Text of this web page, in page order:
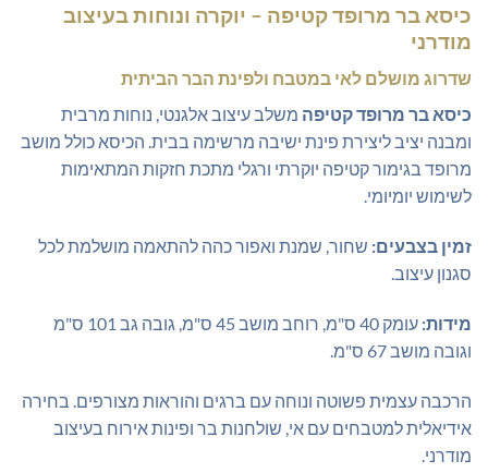
היה:
הוא:
כיסא בר מרופד קטיפה – יוקרה ונוחות בעיצוב
מודרני
שדרוג מושלם לאי במטבח ולפינת הבר הביתית
כיסא בר מרופד קטיפה משלב עיצוב אלגנטי, נוחות מרבית
ומבנה יציב ליצירת פינת ישיבה מרשימה בבית. הכיסא כולל מושב
מרופד בגימור קטיפה יוקרתי ורגלי מתכת חזקות המתאימות
לשימוש יומיומי.
זמין בצבעים: שחור, שמנת ואפור כהה להתאמה מושלמת לכל
סגנון עיצוב.
מידות:
עומק 40 ס"מ, רוחב מושב 45 ס"מ, גובה גב 101 ס"מ
וגובה מושב 67 ס"מ.
הרכבה עצמית פשוטה ונוחה עם ברגים והוראות מצורפים. בחירה
אידיאלית למטבחים עם אי, שולחנות בר ופינות אירוח בעיצוב
מודרני.